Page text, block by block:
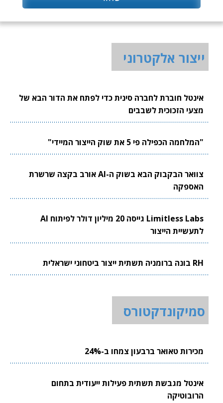
ייצור אלקטרוני
אינטל חוברת לחברה סינית כדי לפתח את הדור הבא של
מצעי הזכוכית לשבבים
"המלחמה הכפילה פי 5 את שוק הייצור המיידי"
צוואר הבקבוק הבא בשוק ה-AI אורב בקצה שרשרת
האספקה
Limitless Labs גייסה 20 מיליון דולר לפיתוח AI
לתעשיית הייצור
RH בונה ברומניה תשתית ייצור ביטחוני ישראלית
סמיקונדקטורס
מכירות טאואר ברבעון צמחו ב-24%
אינטל מגבשת תשתית פעילות ייעודית בתחום
הרובוטיקה